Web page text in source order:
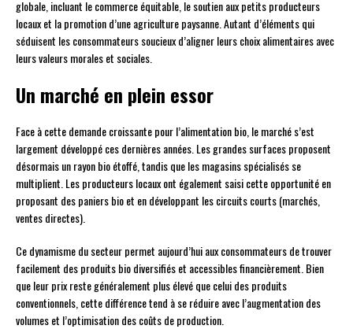
globale, incluant le commerce équitable, le soutien aux petits producteurs
locaux et la promotion d’une agriculture paysanne. Autant d’éléments qui
séduisent les consommateurs soucieux d’aligner leurs choix alimentaires avec
leurs valeurs morales et sociales.
Un marché en plein essor
Face à cette demande croissante pour l’alimentation bio, le marché s’est
largement développé ces dernières années. Les grandes surfaces proposent
désormais un rayon bio étoffé, tandis que les magasins spécialisés se
multiplient. Les producteurs locaux ont également saisi cette opportunité en
proposant des paniers bio et en développant les circuits courts (marchés,
ventes directes).
Ce dynamisme du secteur permet aujourd’hui aux consommateurs de trouver
facilement des produits bio diversifiés et accessibles financièrement. Bien
que leur prix reste généralement plus élevé que celui des produits
conventionnels, cette différence tend à se réduire avec l’augmentation des
volumes et l’optimisation des coûts de production.